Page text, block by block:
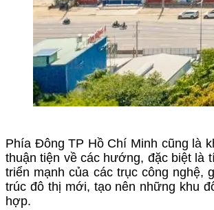
Phía Đông TP Hồ Chí Minh cũng là
thuận tiện về các hướng, đặc biệt là
triển mạnh của các trục công nghệ,
trúc đô thị mới, tạo nên những khu
hợp.